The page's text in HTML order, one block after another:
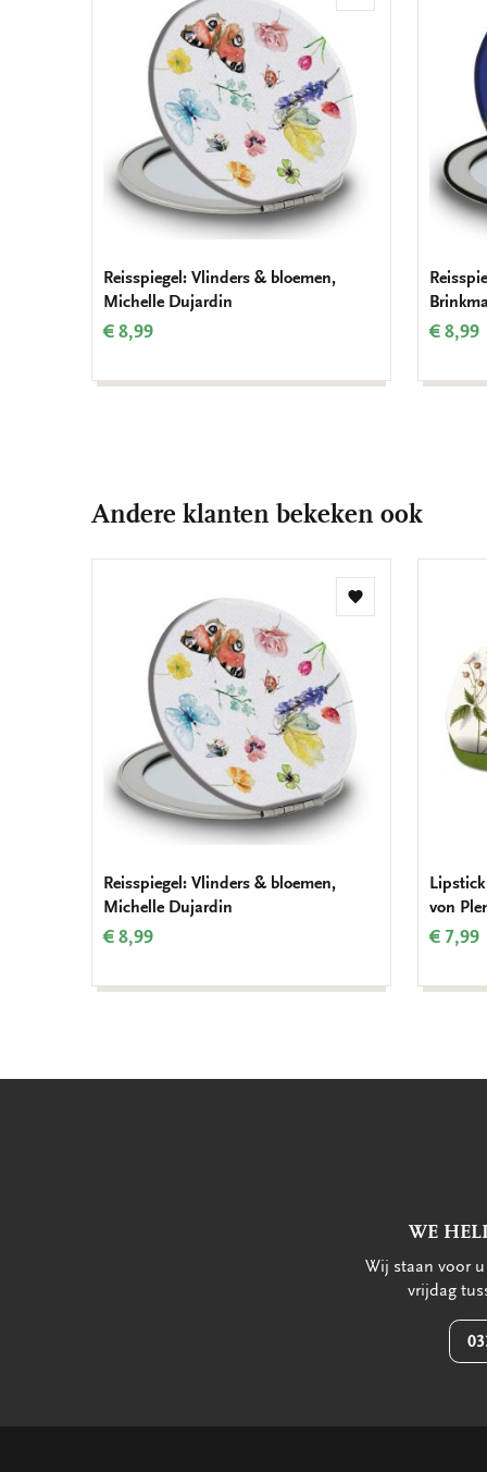
Reisspiegel: Vlinders & bloemen,
Michelle Dujardin
€ 8,99 € 8,99
Andere klanten bekeken ook
Toevoegen
Reisspiegel: Vlinders & bloemen,
Michelle Dujardin
€ 8,99
von
€ 7,99
WE
Wij staan voor
vrijdag